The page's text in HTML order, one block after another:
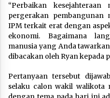
“Perbaikan
pergerakan pembangunan
IPM terkait erat dengan
ekonomi. Bagaimana
manusia yang Anda
dibacakan oleh Ryan kepada
Pertanyaan tersebut
selaku calon wakil walikota